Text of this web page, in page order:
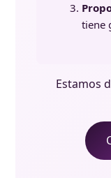
tiene
Estamos